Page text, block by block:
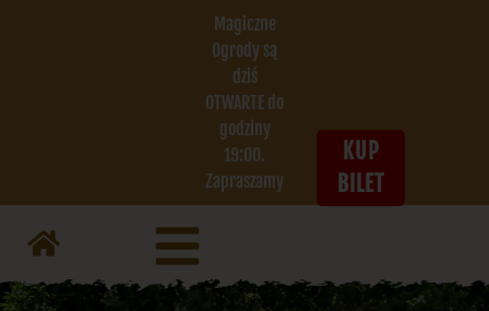
Magiczne
Ogrody są
dziś
OTWARTE do
godziny
19:00.
Zapraszamy
KUP
BILET